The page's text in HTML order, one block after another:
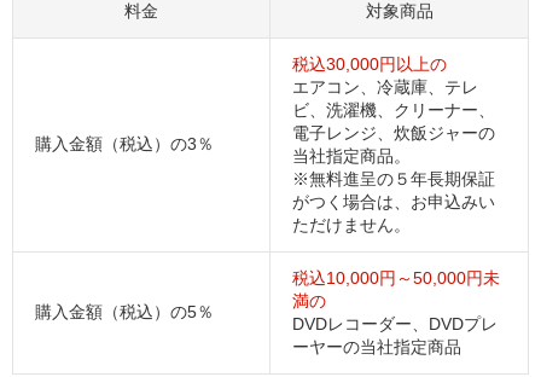
料金 対象商品
購入金額（税込）の3％
税込30,000円以上の
エアコン、冷蔵庫、テレ
ビ、洗濯機、クリーナー、
電子レンジ、炊飯ジャーの
当社指定商品。
※無料進呈の５年長期保証
がつく場合は、お申込みい
ただけません。
購入金額（税込）の5％
税込10,000円～50,000円未
満の
DVDレコーダー、DVDプレ
ーヤーの当社指定商品